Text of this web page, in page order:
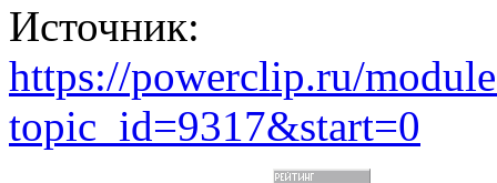
Источник:
https://powerclip.ru/
topic_id=9317&start=0